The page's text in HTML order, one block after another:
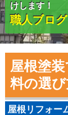
けします！
職人ブログ
屋根塗
料の選
屋根リフォー